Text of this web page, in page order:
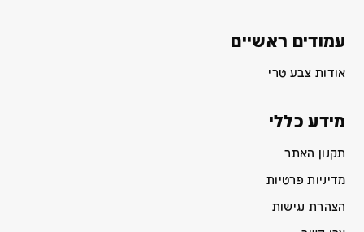
עמודים ראשיים
אודות צבע טרי
מידע כללי
תקנון האתר
מדיניות פרטיות
הצהרת נגישות